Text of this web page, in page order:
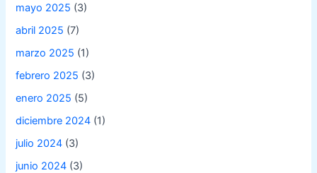
mayo 2025 (3)
abril 2025 (7)
marzo 2025 (1)
febrero 2025 (3)
enero 2025 (5)
diciembre 2024 (1)
julio 2024 (3)
junio 2024 (3)